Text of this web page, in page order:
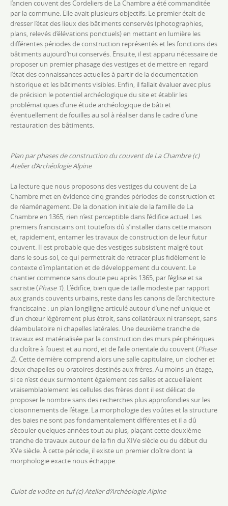
l’ancien couvent des Cordeliers de La Chambre a été commanditée
par la commune. Elle avait plusieurs objectifs. Le premier était de
dresser l’état des lieux des bâtiments conservés (photographies,
plans, relevés d’élévations ponctuels) en mettant en lumière les
différentes périodes de construction représentés et les fonctions des
bâtiments aujourd’hui conservés. Ensuite, il est apparu nécessaire de
proposer un premier phasage des vestiges et de mettre en regard
l’état des connaissances actuelles à partir de la documentation
historique et les bâtiments visibles. Enfin, il fallait évaluer avec plus
de précision le potentiel archéologique du site et établir les
problématiques d’une étude archéologique de bâti et
éventuellement de fouilles au sol à réaliser dans le cadre d’une
restauration des bâtiments.
Plan par phases de construction du couvent de La Chambre (c)
Atelier d’Archéologie Alpine
La lecture que nous proposons des vestiges du couvent de La
Chambre met en évidence cinq grandes périodes de construction et
de réaménagement. De la donation initiale de la famille de La
Chambre en 1365, rien n’est perceptible dans l’édifice actuel. Les
premiers franciscains ont toutefois dû s’installer dans cette maison
et, rapidement, entamer les travaux de construction de leur futur
couvent. Il est probable que des vestiges subsistent malgré tout
dans le sous-sol, ce qui permettrait de retracer plus fidèlement le
contexte d’implantation et de développement du couvent. Le
chantier commence sans doute peu après 1365, par l’église et sa
sacristie (Phase 1). L’édifice, bien que de taille modeste par rapport
aux grands couvents urbains, reste dans les canons de l’architecture
franciscaine : un plan longiligne articulé autour d’une nef unique et
d’un chœur légèrement plus étroit, sans collatéraux ni transept, sans
déambulatoire ni chapelles latérales. Une deuxième tranche de
travaux est matérialisée par la construction des murs périphériques
du cloître à l’ouest et au nord, et de l’aile orientale du couvent (Phase
2). Cette dernière comprend alors une salle capitulaire, un clocher et
deux chapelles ou oratoires destinés aux frères. Au moins un étage,
si ce n’est deux surmontent également ces salles et accueillaient
vraisemblablement les cellules des frères dont il est délicat de
proposer le nombre sans des recherches plus approfondies sur les
cloisonnements de l’étage. La morphologie des voûtes et la structure
des baies ne sont pas fondamentalement différentes et il a dû
s’écouler quelques années tout au plus, plaçant cette deuxième
tranche de travaux autour de la fin du XIVe siècle ou du début du
XVe siècle. À cette période, il existe un premier cloître dont la
morphologie exacte nous échappe.
Culot de voûte en tuf (c) Atelier d’Archéologie Alpine